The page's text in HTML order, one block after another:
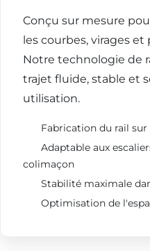
Conçu sur mesure
les courbes, virages
Notre technologie de
trajet fluide, stable et
utilisation.
Fabrication du rail sur
Adaptable aux
colimaçon
Stabilité maximale
Optimisation de